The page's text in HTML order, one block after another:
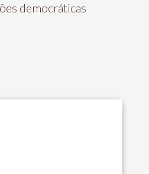
democráticas